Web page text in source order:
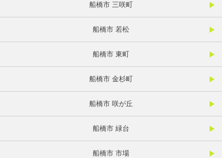
船橋市 三咲町
船橋市 若松
船橋市 東町
船橋市 金杉町
船橋市 咲が丘
船橋市 緑台
船橋市 市場